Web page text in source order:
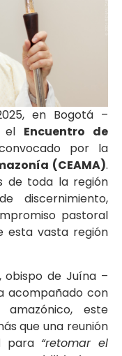
en Bogotá –
el Encuentro de
por la
(CEAMA).
de toda la región
discernimiento,
pastoral
esta vasta región
, obispo de Juína –
acompañado con
este
que una reunión
para “retomar el